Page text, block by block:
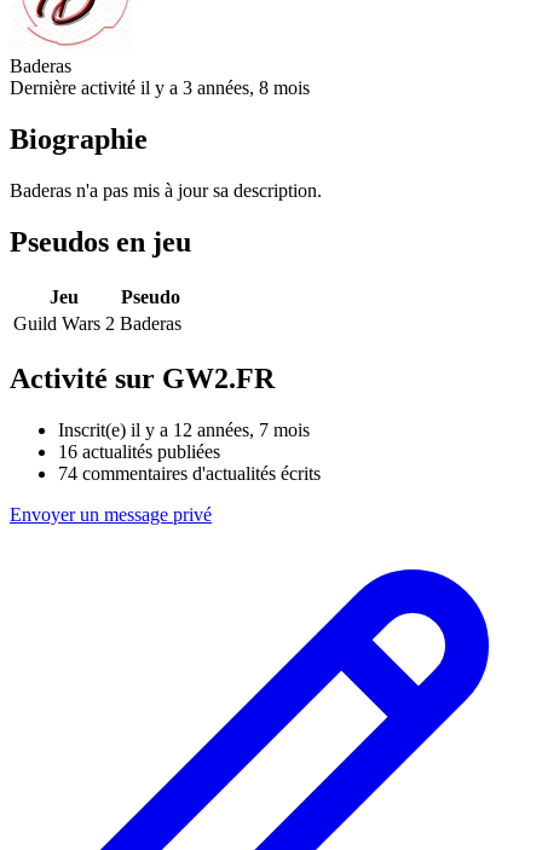
Baderas
Dernière activité il y a 3 années, 8 mois
Biographie
Baderas n'a pas mis à jour sa description.
Pseudos en jeu
Jeu
Pseudo
Guild Wars 2 Baderas
Activité sur GW2.FR
Inscrit(e) il y a 12 années, 7 mois
16 actualités publiées
74 commentaires d'actualités écrits
Envoyer un message privé